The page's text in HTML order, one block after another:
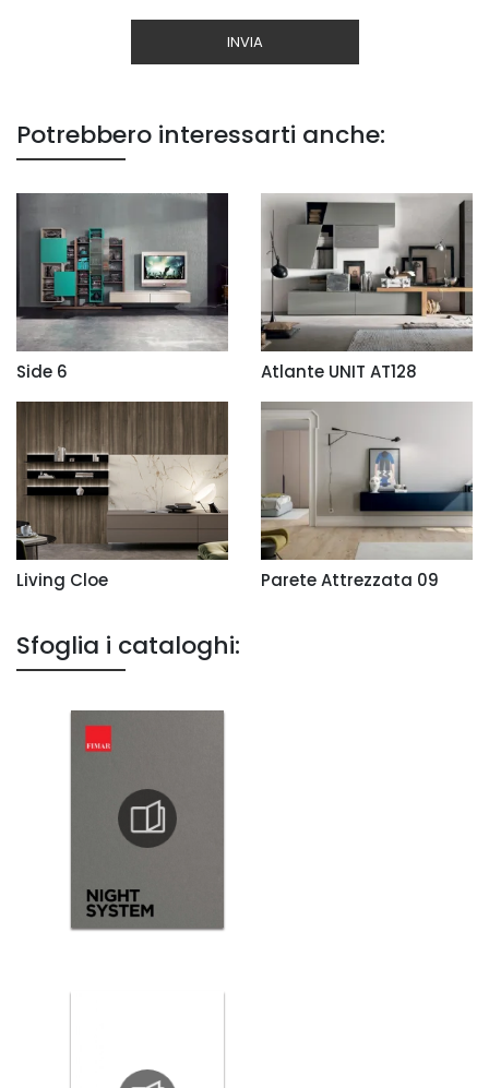
INVIA
Potrebbero interessarti anche:
Side 6 Atlante UNIT AT128
Living Cloe Parete Attrezzata 09
Sfoglia i cataloghi: